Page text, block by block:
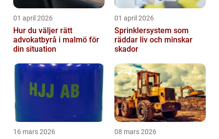
01 april 2026
Hur du väljer rätt
advokatbyrå i malmö för
din situation
01 april 2026
Sprinklersystem som
räddar liv och minskar
skador
16 mars 2026 08 mars 2026